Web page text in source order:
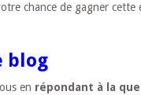
chance de gagner cette
blog
en répondant à la